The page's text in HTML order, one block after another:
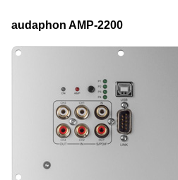
audaphon AMP-2200